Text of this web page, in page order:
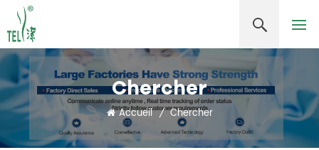
Chercher
Accueil / Chercher